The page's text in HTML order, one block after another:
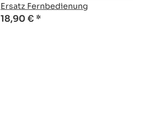
Ersatz Fernbedienung
18,90 € *